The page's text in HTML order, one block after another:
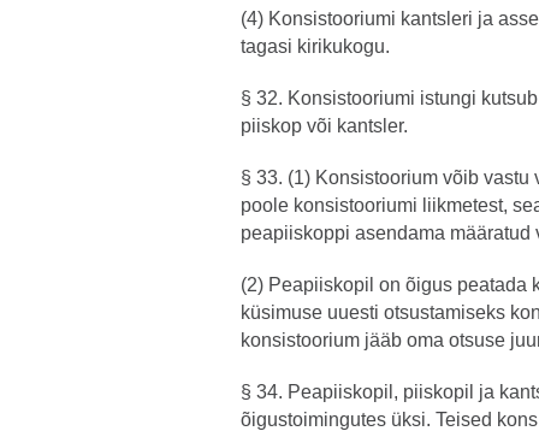
(4) Konsistooriumi kantsleri ja
tagasi kirikukogu.
§ 32. Konsistooriumi istungi
piiskop või kantsler.
§ 33. (1) Konsistoorium võib
poole konsistooriumi liikmetest,
peapiiskoppi asendama määratud
(2) Peapiiskopil on õigus peatada
küsimuse uuesti otsustamiseks
konsistoorium jääb oma otsuse
§ 34. Peapiiskopil, piiskopil ja
õigustoimingutes üksi. Teised